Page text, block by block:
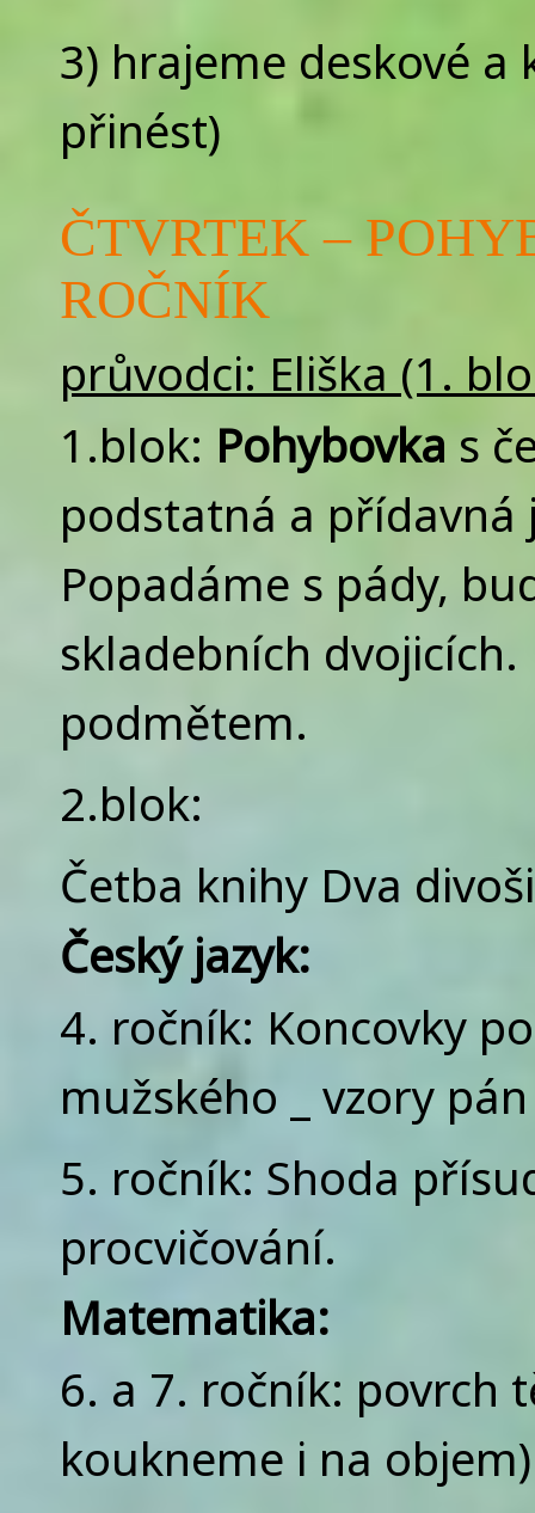
3) hrajeme deskové
přinést)
ČTVRTEK –
ROČNÍK
průvodci: Eliška (1.
1.blok: Pohybovka s
podstatná a přídavná
Popadáme s pády,
skladebních
podmětem.
2.blok:
Četba knihy Dva
Český jazyk:
4. ročník: Koncovky
mužského _ vzory
5. ročník: Shoda
procvičování.
Matematika:
6. a 7. ročník: povrch
koukneme i na objem)